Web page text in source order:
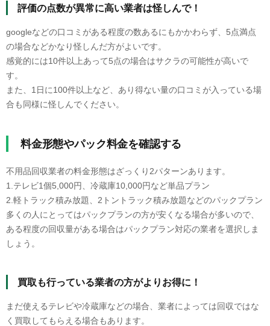
評価の点数が異常に高い業者は怪しんで！
googleなどの口コミがある程度の数あるにもかかわらず、5点満点
の場合などかなり怪しんだ方がよいです。
感覚的には10件以上あって5点の場合はサクラの可能性が高いで
す。
また、1日に100件以上など、あり得ない量の口コミが入っている場
合も同様に怪しんでください。
料金形態やパック料金を確認する
不用品回収業者の料金形態はざっくり2パターンあります。
1.テレビ1個5,000円、冷蔵庫10,000円など単品プラン
2.軽トラック積み放題、2トントラック積み放題などのパックプラン
多くの人にとってはパックプランの方が安くなる場合が多いので、
ある程度の回収量がある場合はパックプラン対応の業者を選択しま
しょう。
買取も行っている業者の方がよりお得に！
まだ使えるテレビや冷蔵庫などの場合、業者によっては回収ではな
く買取してもらえる場合もあります。